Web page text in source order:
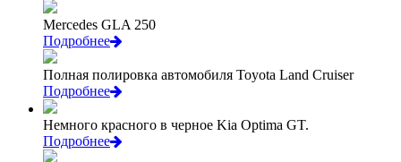
Mercedes GLA 250
Подробнее
Полная полировка автомобиля Toyota Land Cruiser
Подробнее
Немного красного в черное Kia Optima GT.
Подробнее